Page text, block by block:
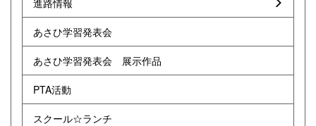
進路情報
あさひ学習発表会
あさひ学習発表会 展示作品
PTA活動
スクール☆ランチ